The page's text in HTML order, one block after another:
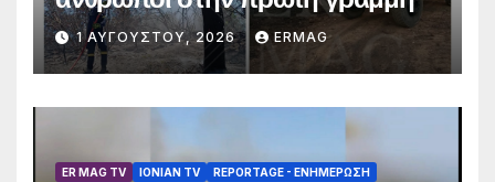
1 ΑΥΓΟΎΣΤΟΥ, 2026 ERMAG
ER MAG TV IONIAN TV
REPORTAGE - EΝΗΜΈΡΩΣΗ